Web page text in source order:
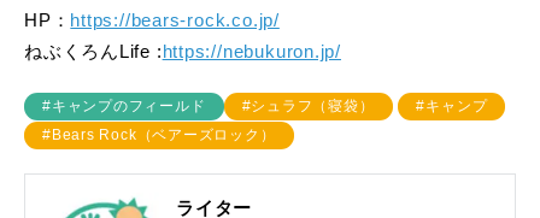
HP： https://bears-rock.co.jp/
ねぶくろんLife :https://nebukuron.jp/
#キャンプのフィールド #シュラフ（寝袋）
#キャンプ
#Bears Rock（ベアーズロック）
ライター